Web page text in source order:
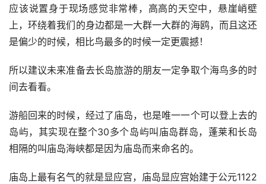
应该说置身于现场感觉非常棒，高高的天空中，悬崖峭壁
上，环绕着我们的身边都是一大群一大群的海鸥，而且这还
是偏少的时候，相比鸟最多的时候一定更震撼！
所以建议未来准备去长岛旅游的朋友一定争取个海鸟多的时
间去看看。
游船回来的时候，经过了庙岛，也是唯一一个可以登上去的
岛屿，其实现在整个30多个岛屿叫庙岛群岛，蓬莱和长岛
相隔的叫庙岛海峡都是因为庙岛而来命名的。
庙岛上最有名气的就是显应宫，庙岛显应宫始建于公元1122